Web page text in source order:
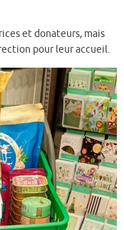
et donateurs, mais
pour leur accueil.